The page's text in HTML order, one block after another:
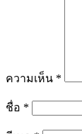
ความเห็น *
ชื่อ *